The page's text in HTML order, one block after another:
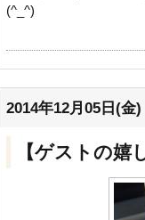
(^_^)
2014年12月05日(金)
【ゲストの嬉